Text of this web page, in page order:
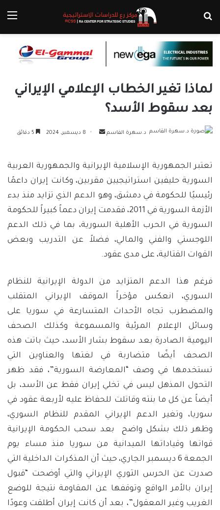
لماذا تغير الخطاب الإعلامي الإيراني
بعد سقوط الأسد؟
د.سهرة القاسم
أرسل 8 ديسمبر، 2024
تعتبر الجمهورية الإسلامية الإيرانية والجمهورية العربية
السورية حليفين استراتيجيين مقربين، وكانت إيران داعمًا
رئيسيًا للحكومة في دمشق، وهو الدعم الذي تزايد منذ بدء
الأزمة السورية في 2011، فقدمت إيران دعماً كبيراً للحكومة
السورية في الحرب الأهلية السورية، بما في ذلك الدعم
اللوجستي والفني والمالي، فضلاً عن التدريب وبعض
القوات القتالية، على مدى عقود.
فرغم هذا الدعم المتزايد من الدولة الإيرانية للنظام
السوري، انعكس مؤخراً الموقف الإيراني المتقلب
والمضطرب تجاه الأحداث المتسارعة في سوريا على
وسائل الإعلام المرئية والمسموعة وكذلك الصحف
اليومية الصادرة بعد سقوط بشار الأسد، حيث باتت هذه
الصحف أيضًا متضاربة في لغتها والعناوين التي
تستخدمها في وصف “المعارضة السورية”، فقد ظهر
التحول المذهل ليس في تخلي إيران فقط عن الأسد، بل
أيضاً عن كل ما بنته وقاتلت للحفاظ عليه لأربعة عقود في
سوريا، وتغير الدعم الإيراني المقدم للنظام السوري،
وظهر ذلك بشكل واضح بعد سحب الحكومة الإيرانية
قواتها وقياداتها الميدانية من سوريا منذ مساء يوم
الجمعة 6 ديسمبر الجاري، حيث أن المذكرات الداخلية التي
صدرت عن الحرس الثوري الإيراني والتي أوضحت “قبول
إيران بالأمر الواقع وتوقفها عن المقاومة نتيجة للوضع
الغريب وغير المعقول”، بعد أن كانت إيران أطلقت وعودًا